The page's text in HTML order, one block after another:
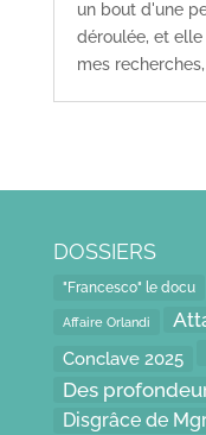
un bout d'une
déroulée, et elle
mes
DOSSIERS
"Francesco" le docu
Affaire Orlandi
Conclave 2025
Des
Disgrâce de